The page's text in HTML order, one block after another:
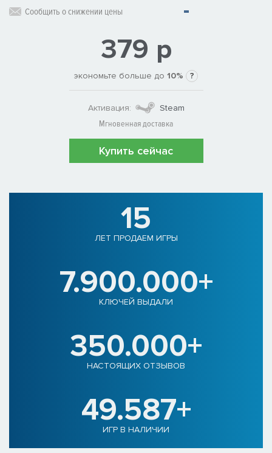
Сообщить о снижении цены
379 р
экономьте больше до 10% ?
Активация:
Steam
Мгновенная доставка
Купить сейчас
15
ЛЕТ ПРОДАЕМ ИГРЫ
7.900.000+
КЛЮЧЕЙ ВЫДАЛИ
350.000+
НАСТОЯЩИХ ОТЗЫВОВ
49.587+
ИГР В НАЛИЧИИ